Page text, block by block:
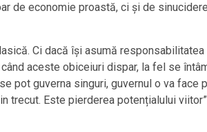
de economie proastă, ci și de
Ci dacă își asumă
aceste obiceiuri dispar, la fel se
pot guverna singuri, guvernul o va face
trecut. Este pierderea potențialului